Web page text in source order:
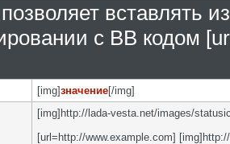
вставлять
с BB кодом
[img]значение[/img]
[img]http://lada-vesta.net/images/
[url=http://www.example.com]